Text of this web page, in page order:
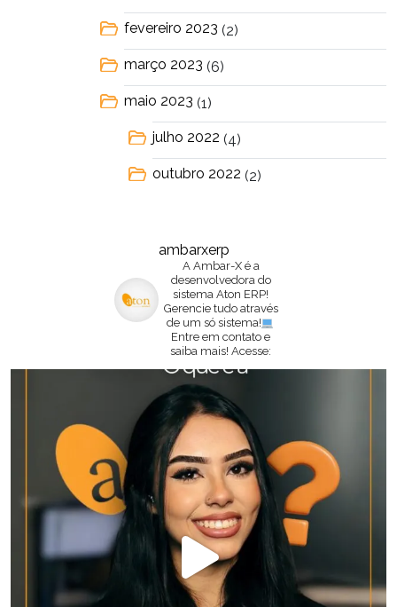
fevereiro 2023 (2)
março 2023 (6)
maio 2023 (1)
julho 2022 (4)
outubro 2022 (2)
ambarxerp
A Ambar-X é a
desenvolvedora do
sistema Aton ERP!
Gerencie tudo através
de um só sistema!
Entre em contato e
saiba mais! Acesse: